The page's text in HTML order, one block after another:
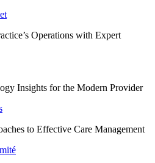
Operations with Expert
Insights for the Modern Provider
to Effective Care Management